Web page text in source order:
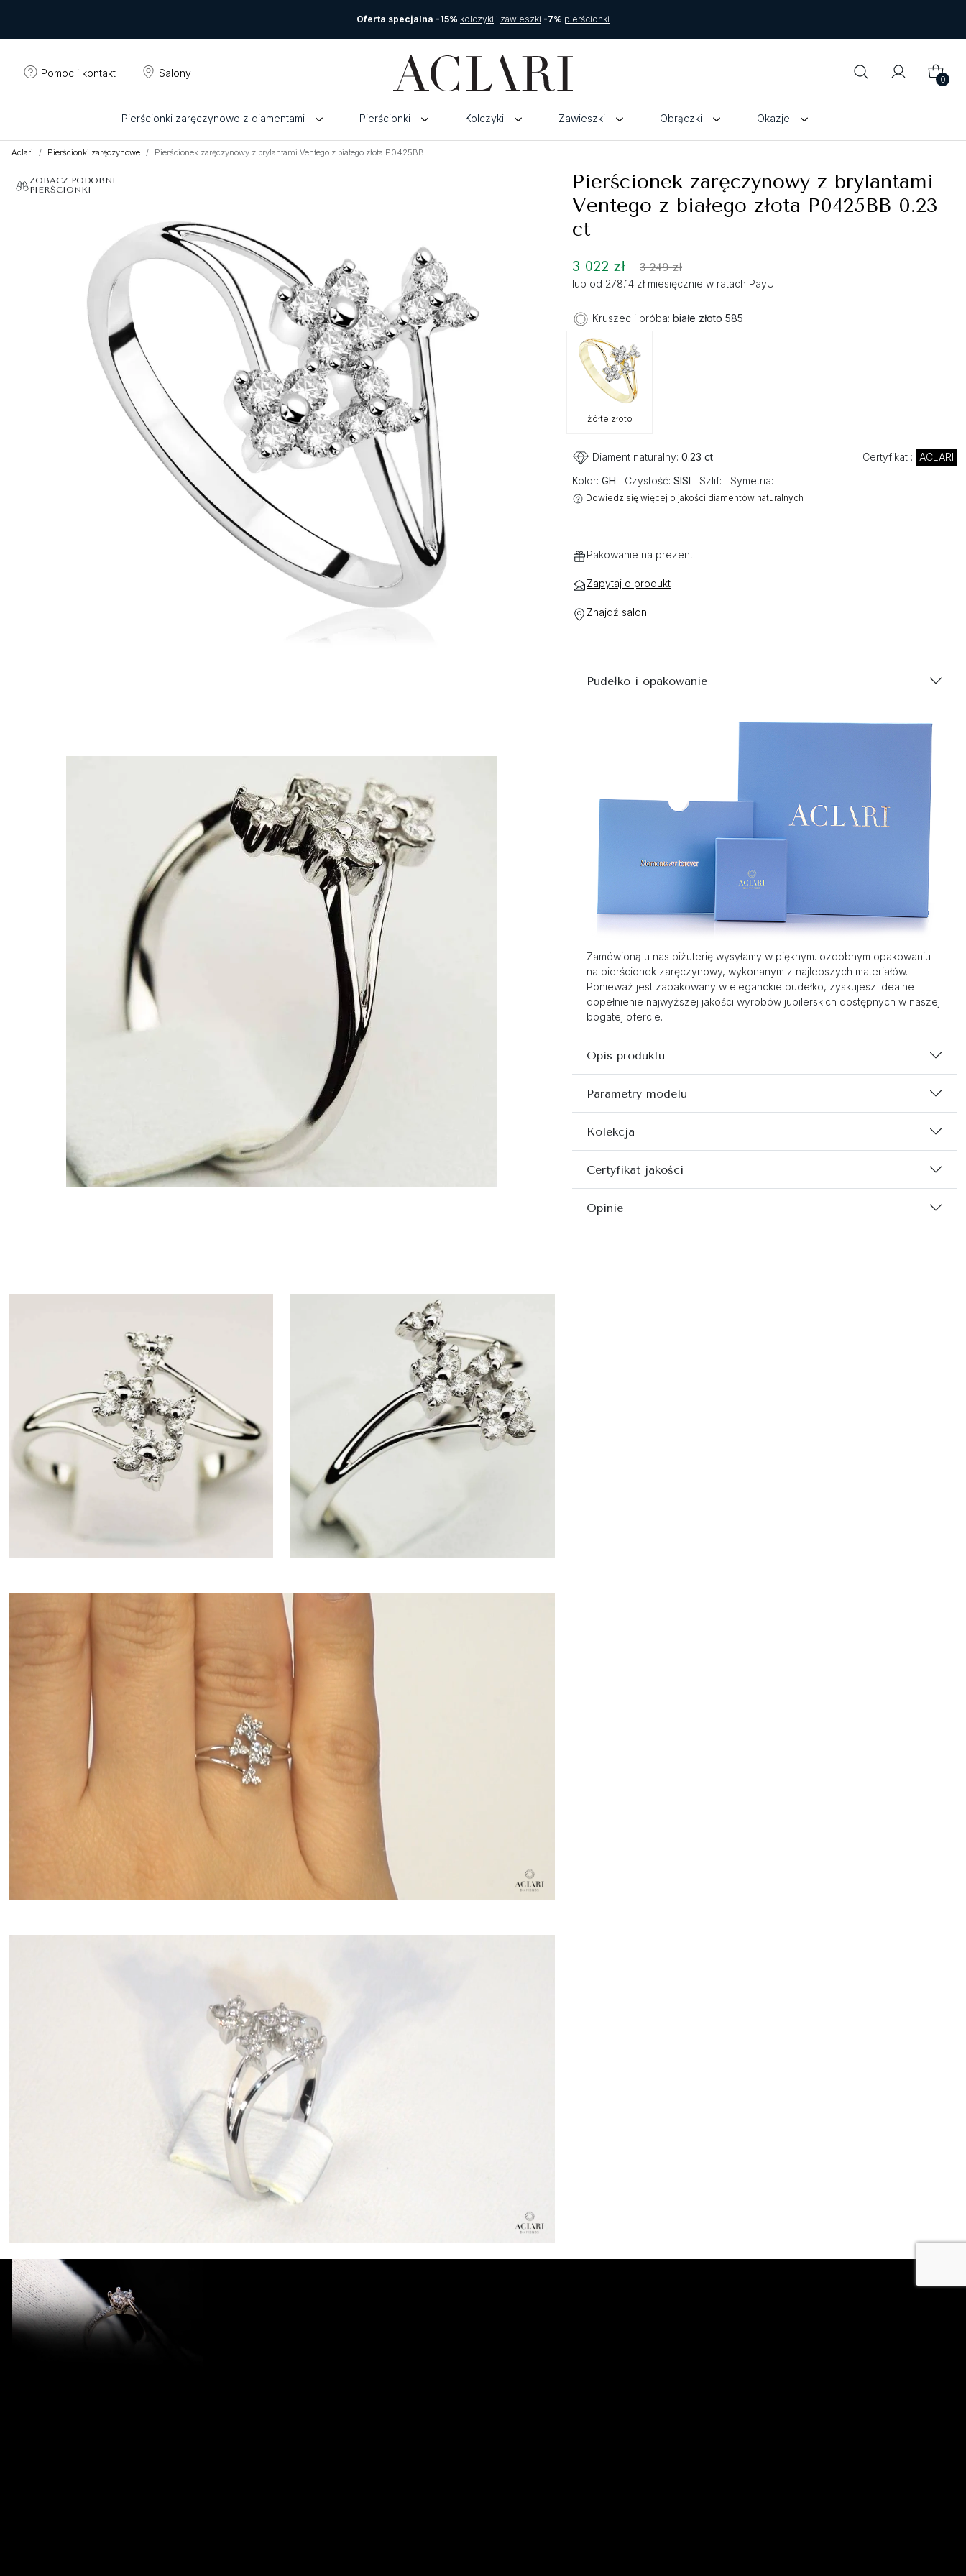
Oferta specjalna -15% kolczyki i zawieszki -7% pierścionki
Pomoc i kontakt Salony
0
Pierścionki zaręczynowe z diamentami Pierścionki Kolczyki Zawieszki Obrączki Okazje
Aclari Pierścionki zaręczynowe Pierścionek zaręczynowy z brylantami Ventego z białego złota P0425BB
ZOBACZ PODOBNE
PIERŚCIONKI
Pierścionek zaręczynowy z brylantami
Ventego z białego złota P0425BB 0.23
ct
3 022 zł 3 249 zł
lub od 278.14 zł miesięcznie w ratach PayU
Kruszec i próba: białe złoto 585
żółte złoto
Diament naturalny: 0.23 ct Certyfikat : ACLARI
Kolor: GH Czystość: SISI Szlif: Symetria:
Dowiedz się więcej o jakości diamentów naturalnych
Pakowanie na prezent
Zapytaj o produkt
Znajdź salon
Pudełko i opakowanie
Zamówioną u nas biżuterię wysyłamy w pięknym. ozdobnym opakowaniu
na pierścionek zaręczynowy, wykonanym z najlepszych materiałów.
Ponieważ jest zapakowany w eleganckie pudełko, zyskujesz idealne
dopełnienie najwyższej jakości wyrobów jubilerskich dostępnych w naszej
bogatej ofercie.
Opis produktu
Parametry modelu
Kolekcja
Certyfikat jakości
Opinie